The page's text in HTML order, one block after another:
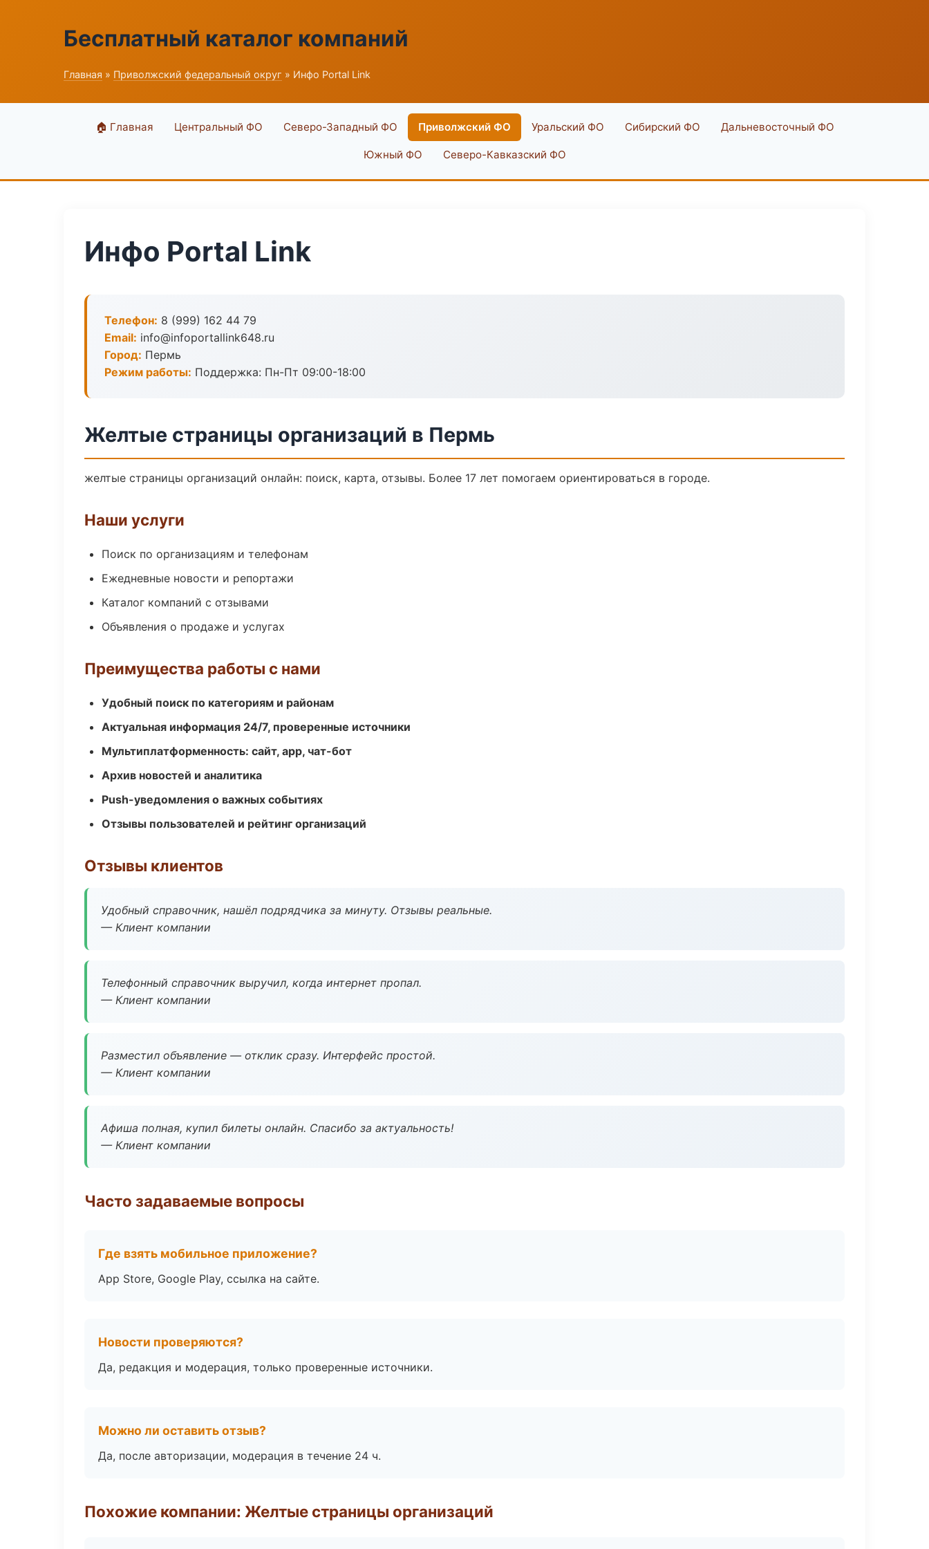
Бесплатный каталог компаний
Главная » Приволжский федеральный округ » Инфо Portal Link
🏠 Главная Центральный ФО Северо-Западный ФО Приволжский ФО Уральский ФО Сибирский ФО Дальневосточный ФО
Южный ФО Северо-Кавказский ФО
Инфо Portal Link
Телефон: 8 (999) 162 44 79
Email: info@infoportallink648.ru
Город: Пермь
Режим работы: Поддержка: Пн-Пт 09:00-18:00
Желтые страницы организаций в Пермь
желтые страницы организаций онлайн: поиск, карта, отзывы. Более 17 лет помогаем ориентироваться в городе.
Наши услуги
Поиск по организациям и телефонам
Ежедневные новости и репортажи
Каталог компаний с отзывами
Объявления о продаже и услугах
Преимущества работы с нами
Удобный поиск по категориям и районам
Актуальная информация 24/7, проверенные источники
Мультиплатформенность: сайт, app, чат-бот
Архив новостей и аналитика
Push-уведомления о важных событиях
Отзывы пользователей и рейтинг организаций
Отзывы клиентов
Удобный справочник, нашёл подрядчика за минуту. Отзывы реальные.
— Клиент компании
Телефонный справочник выручил, когда интернет пропал.
— Клиент компании
Разместил объявление — отклик сразу. Интерфейс простой.
— Клиент компании
Афиша полная, купил билеты онлайн. Спасибо за актуальность!
— Клиент компании
Часто задаваемые вопросы
Где взять мобильное приложение?
App Store, Google Play, ссылка на сайте.
Новости проверяются?
Да, редакция и модерация, только проверенные источники.
Можно ли оставить отзыв?
Да, после авторизации, модерация в течение 24 ч.
Похожие компании: Желтые страницы организаций